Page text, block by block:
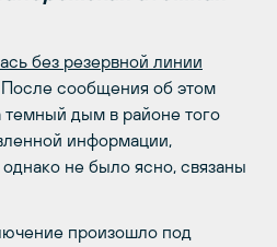
без резервной линии
сообщения об этом
дым в районе того
информации,
не было ясно, связаны
произошло под